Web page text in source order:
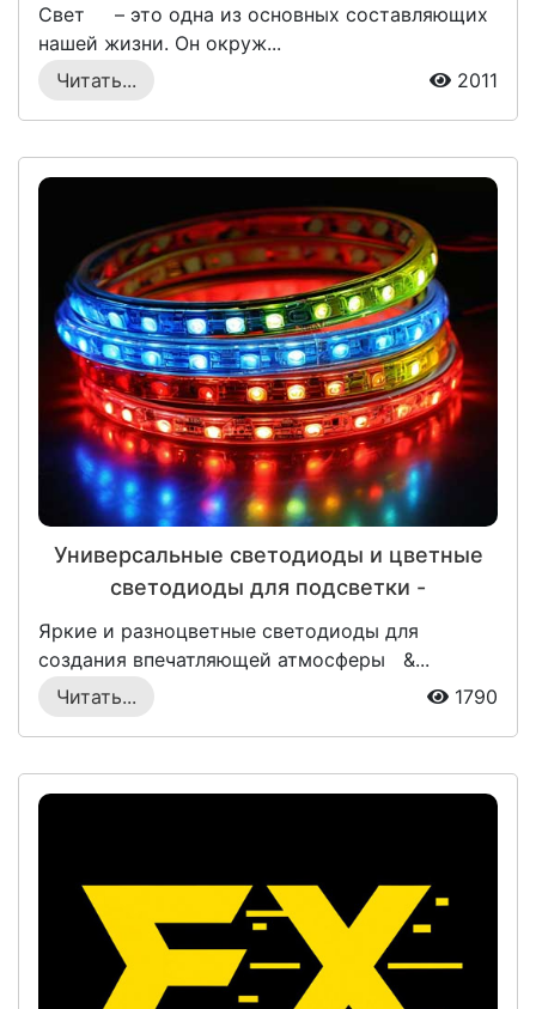
Свет – это одна из основных составляющих
нашей жизни. Он окруж...
Читать...
2011
Универсальные светодиоды и цветные
светодиоды для подсветки -
Яркие и разноцветные светодиоды для
создания впечатляющей атмосферы &...
Читать...
1790